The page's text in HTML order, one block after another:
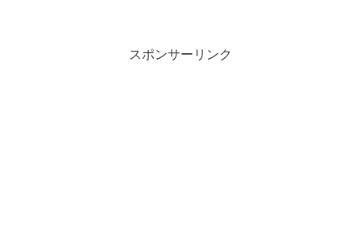
スポンサーリンク